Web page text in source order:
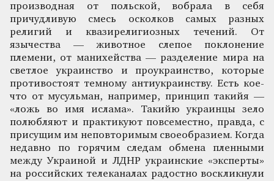
производная от польской, вобрала в себя
причудливую смесь осколков самых разных
религий и квазирелигиозных течений. От
язычества — животное слепое поклонение
племени, от манихейства — разделение мира на
светлое украинство и проукраинство, которые
противостоят темному антиукраинству. Есть кое-
что от мусульман, например, принцип такийя —
«ложь во имя ислама». Такийю украинцы зело
полюбляют и практикуют повсеместно, правда, с
присущим им неповторимым своеобразием. Когда
недавно по горячим следам обмена пленными
между Украиной и ЛДНР украинские «эксперты»
на российских телеканалах радостно воскликнули